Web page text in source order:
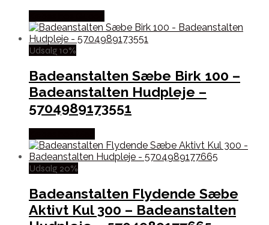
Udsalg 10%
Badeanstalten Sæbe Birk 100 –
Badeanstalten Hudpleje –
5704989173551
Udsalg 20%
Badeanstalten Flydende Sæbe
Aktivt Kul 300 – Badeanstalten